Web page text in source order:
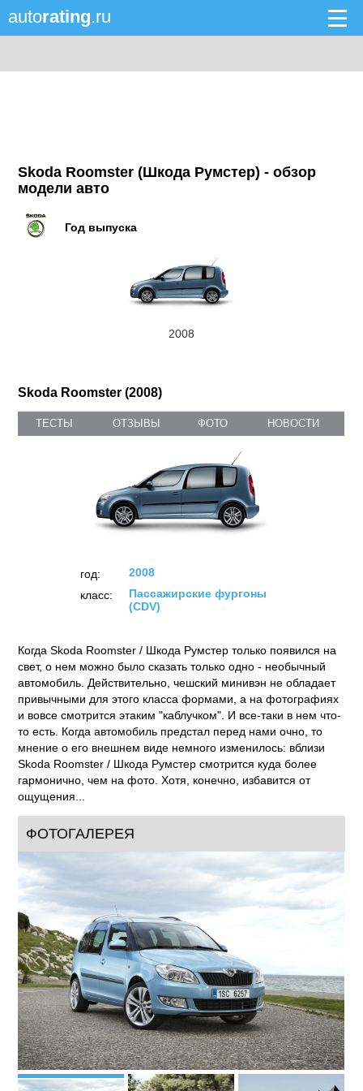
autorating.ru
Skoda Roomster (Шкода Румстер) - обзор
модели авто
Год выпуска
2008
Skoda Roomster (2008)
ТЕСТЫ ОТЗЫВЫ ФОТО НОВОСТИ
год:
2008
класс:
Пассажирские фургоны
(CDV)
Когда Skoda Roomster / Шкода Румстер только появился на
свет, о нем можно было сказать только одно - необычный
автомобиль. Действительно, чешский минивэн не обладает
привычными для этого класса формами, а на фотографиях
и вовсе смотрится этаким "каблучком". И все-таки в нем что-
то есть. Когда автомобиль предстал перед нами очно, то
мнение о его внешнем виде немного изменилось: вблизи
Skoda Roomster / Шкода Румстер смотрится куда более
гармонично, чем на фото. Хотя, конечно, избавится от
ощущения...
ФОТОГАЛЕРЕЯ